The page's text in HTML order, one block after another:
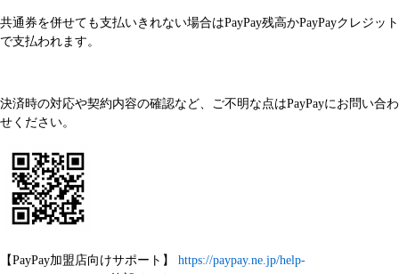
共通券を併せても支払いきれない場合はPayPay残高かPayPayクレジット
で支払われます。
決済時の対応や契約内容の確認など、ご不明な点はPayPayにお問い合わ
せください。
【PayPay加盟店向けサポート】 https://paypay.ne.jp/help-